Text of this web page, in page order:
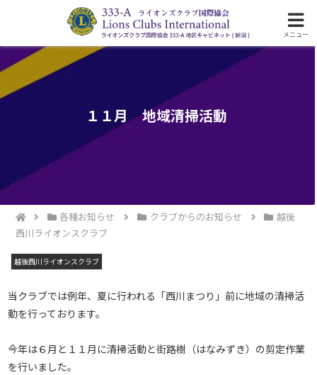
ライオンズクラブ国際協会333-A地区の活動
１１月 地域清掃活動
各種お知らせ クラブからのお知らせ
越後
西川ライオンスクラブ
越後西川ライオンスクラブ
当クラブでは例年、夏に行われる「西川まつり」前に地域の清掃活
動を行っております。
今年は６月と１１月に清掃活動と街路樹（はなみずき）の剪定作業
を行いました。
メニュー